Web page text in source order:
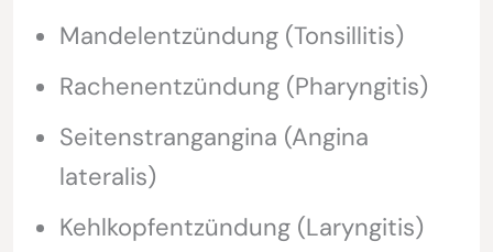
Mandelentzündung (Tonsillitis)
Rachenentzündung (Pharyngitis)
Seitenstrangangina (Angina
lateralis)
Kehlkopfentzündung (Laryngitis)